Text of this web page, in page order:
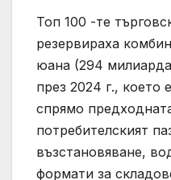
Топ 100 -те
резервираха
юана (294
през 2024 г., което
спрямо
потребителският
възстановяване,
формати за